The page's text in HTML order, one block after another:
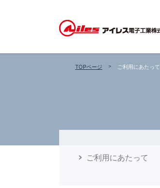
TOPページ ご利用にあたって
ご利用にあたって